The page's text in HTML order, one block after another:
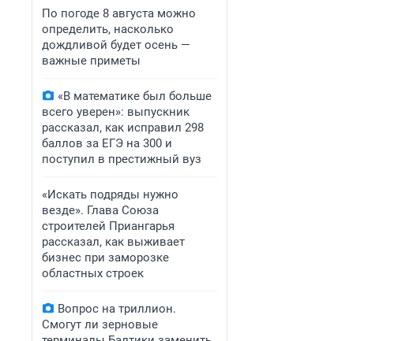
По погоде 8 августа можно
определить, насколько
дождливой будет осень —
важные приметы
«В математике был больше
всего уверен»: выпускник
рассказал, как исправил 298
баллов за ЕГЭ на 300 и
поступил в престижный вуз
«Искать подряды нужно
везде». Глава Союза
строителей Приангарья
рассказал, как выживает
бизнес при заморозке
областных строек
Вопрос на триллион.
Смогут ли зерновые